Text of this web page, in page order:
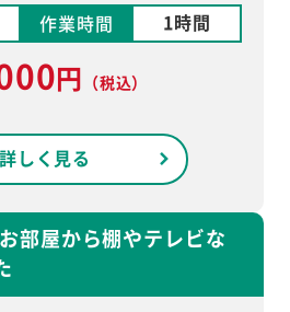
作業時間 1時間
円 （税込）
詳しく見る
部屋から棚やテレビな